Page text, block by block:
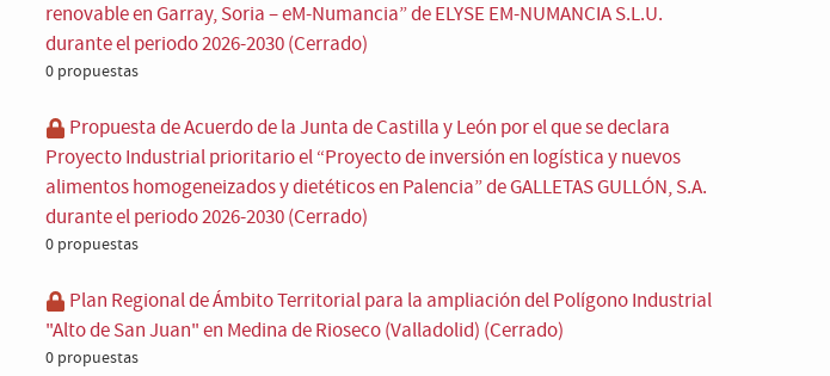
renovable en Garray, Soria – eM-Numancia” de ELYSE EM-NUMANCIA S.L.U.
durante el periodo 2026-2030 (Cerrado)
0 propuestas
Propuesta de Acuerdo de la Junta de Castilla y León por el que se declara
Proyecto Industrial prioritario el “Proyecto de inversión en logística y nuevos
alimentos homogeneizados y dietéticos en Palencia” de GALLETAS GULLÓN, S.A.
durante el periodo 2026-2030 (Cerrado)
0 propuestas
Plan Regional de Ámbito Territorial para la ampliación del Polígono Industrial
"Alto de San Juan" en Medina de Rioseco (Valladolid) (Cerrado)
0 propuestas